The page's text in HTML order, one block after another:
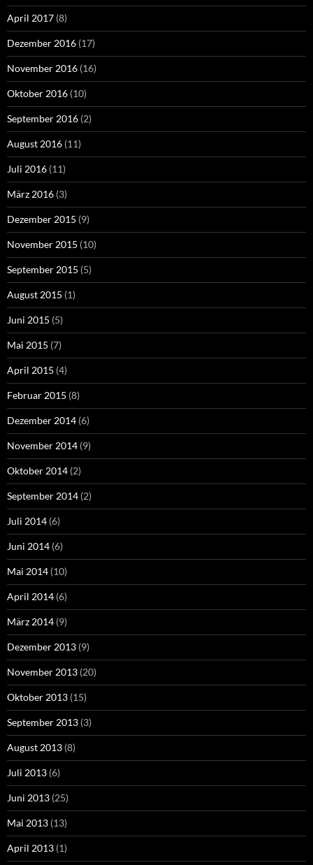
April 2017 (8)
Dezember 2016 (17)
November 2016 (16)
Oktober 2016 (10)
September 2016 (2)
August 2016 (11)
Juli 2016 (11)
März 2016 (3)
Dezember 2015 (9)
November 2015 (10)
September 2015 (5)
August 2015 (1)
Juni 2015 (5)
Mai 2015 (7)
April 2015 (4)
Februar 2015 (8)
Dezember 2014 (6)
November 2014 (9)
Oktober 2014 (2)
September 2014 (2)
Juli 2014 (6)
Juni 2014 (6)
Mai 2014 (10)
April 2014 (6)
März 2014 (9)
Dezember 2013 (9)
November 2013 (20)
Oktober 2013 (15)
September 2013 (3)
August 2013 (8)
Juli 2013 (6)
Juni 2013 (25)
Mai 2013 (13)
April 2013 (1)